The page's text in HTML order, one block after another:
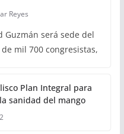
Reyes
Guzmán será sede del
mil 700 congresistas,
Plan Integral para
sanidad del mango